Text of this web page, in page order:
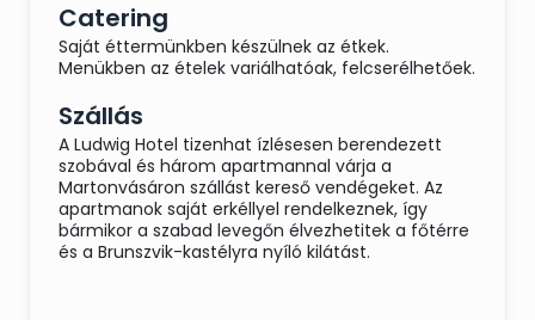
Catering
Saját éttermünkben készülnek az étkek.
Menükben az ételek variálhatóak, felcserélhetőek.
Szállás
A Ludwig Hotel tizenhat ízlésesen berendezett
szobával és három apartmannal várja a
Martonvásáron szállást kereső vendégeket. Az
apartmanok saját erkéllyel rendelkeznek, így
bármikor a szabad levegőn élvezhetitek a főtérre
és a Brunszvik-kastélyra nyíló kilátást.